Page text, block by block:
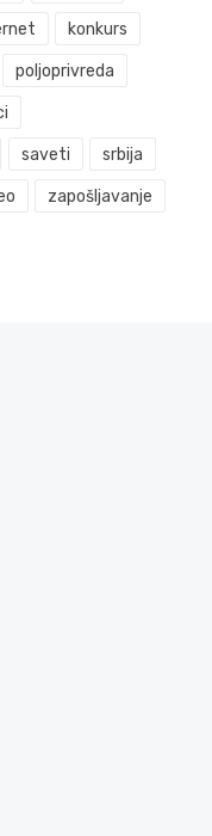
konkurs
poljoprivreda
saveti srbija
zapošljavanje